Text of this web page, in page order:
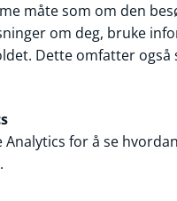
måte som om den
om deg, bruke
Dette omfatter
Analytics for å se